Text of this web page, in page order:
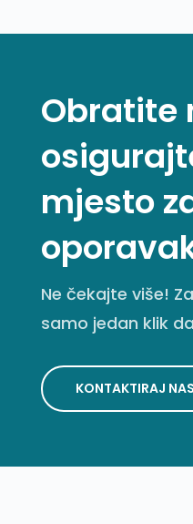
Obratite
mjesto
Ne čekajte više!
samo jedan klik
KONTAKTIRAJ NAS